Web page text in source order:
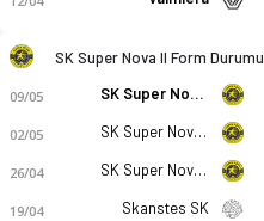
SK Super Nova II Form Durumu
09/05 SK Super Nova II
02/05 SK Super Nova II
26/04 SK Super Nova II
19/04 Skanstes SK